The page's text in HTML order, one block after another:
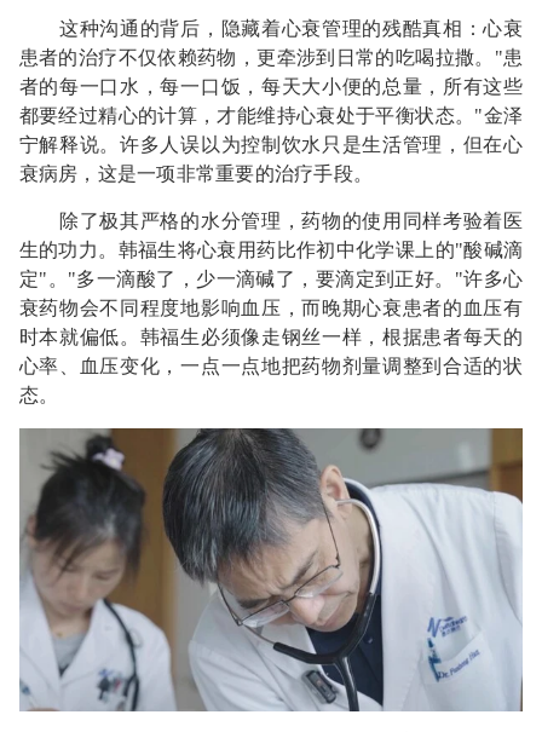
这种沟通的背后，隐藏着心衰管理的残酷真相：心衰
患者的治疗不仅依赖药物，更牵涉到日常的吃喝拉撒。"患
者的每一口水，每一口饭，每天大小便的总量，所有这些
都要经过精心的计算，才能维持心衰处于平衡状态。"金泽
宁解释说。许多人误以为控制饮水只是生活管理，但在心
衰病房，这是一项非常重要的治疗手段。
除了极其严格的水分管理，药物的使用同样考验着医
生的功力。韩福生将心衰用药比作初中化学课上的"酸碱滴
定"。"多一滴酸了，少一滴碱了，要滴定到正好。"许多心
衰药物会不同程度地影响血压，而晚期心衰患者的血压有
时本就偏低。韩福生必须像走钢丝一样，根据患者每天的
心率、血压变化，一点一点地把药物剂量调整到合适的状
态。